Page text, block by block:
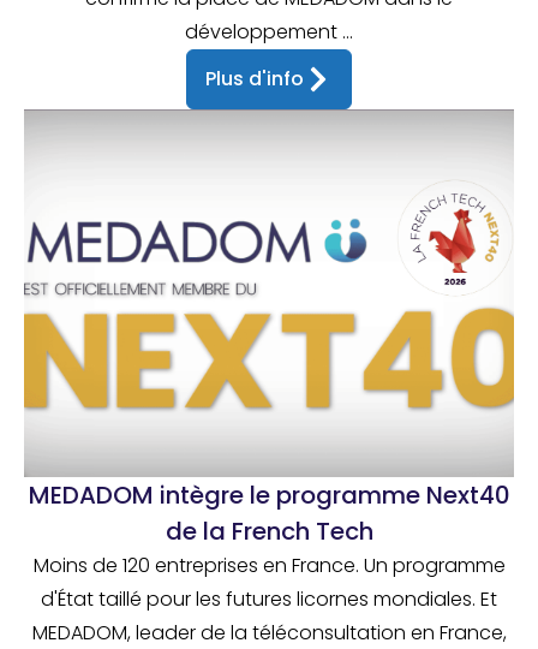
développement ...
Plus d'info
MEDADOM intègre le programme Next40
de la French Tech
Moins de 120 entreprises en France. Un programme
d'État taillé pour les futures licornes mondiales. Et
MEDADOM, leader de la téléconsultation en France,